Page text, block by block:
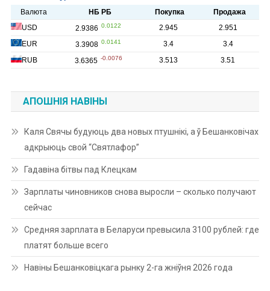
АПОШНІЯ НАВІНЫ
Каля Свячы будуюць два новых птушнікі, а ў Бешанковічах
адкрыюць свой “Святлафор”
Гадавіна бітвы пад Клецкам
Зарплаты чиновников снова выросли – сколько получают
сейчас
Средняя зарплата в Беларуси превысила 3100 рублей: где
платят больше всего
Навіны Бешанковіцкага рынку 2-га жніўня 2026 года